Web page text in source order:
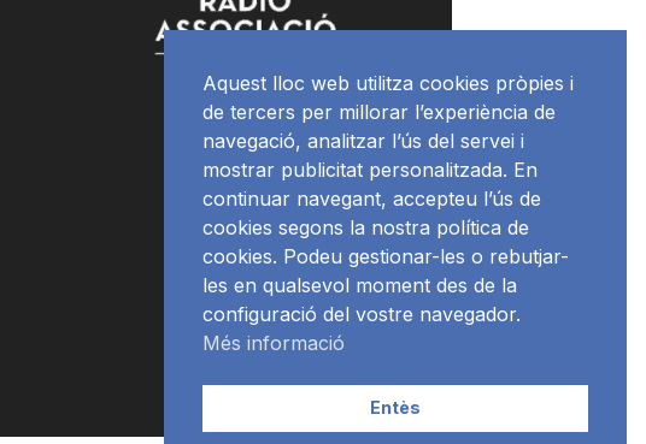
Aquest lloc web utilitza cookies pròpies i
de tercers per millorar l’experiència de
navegació, analitzar l’ús del servei i
mostrar publicitat personalitzada. En
continuar navegant, accepteu l’ús de
cookies segons la nostra política de
cookies. Podeu gestionar-les o rebutjar-
les en qualsevol moment des de la
configuració del vostre navegador.
Més informació
Entès